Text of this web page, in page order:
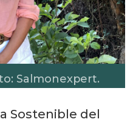
Salmonexpert.
Sostenible del